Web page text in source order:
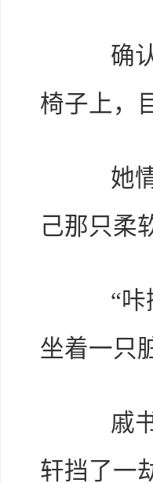
确认
椅子上，
她情
己那只柔
“咔擦
坐着一只
戚书
轩挡了一